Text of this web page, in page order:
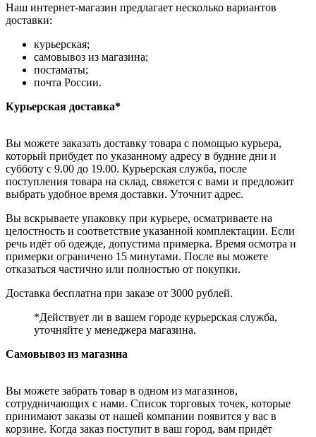
Наш интернет-магазин предлагает несколько вариантов
доставки:
курьерская;
самовывоз из магазина;
постаматы;
почта России.
Курьерская доставка*
Вы можете заказать доставку товара с помощью курьера,
который прибудет по указанному адресу в будние дни и
субботу с 9.00 до 19.00. Курьерская служба, после
поступления товара на склад, свяжется с вами и предложит
выбрать удобное время доставки. Уточнит адрес.
Вы вскрываете упаковку при курьере, осматриваете на
целостность и соответствие указанной комплектации. Если
речь идёт об одежде, допустима примерка. Время осмотра и
примерки ограничено 15 минутами. После вы можете
отказаться частично или полностью от покупки.
Доставка бесплатна при заказе от 3000 рублей.
*Действует ли в вашем городе курьерская служба,
уточняйте у менеджера магазина.
Самовывоз из магазина
Вы можете забрать товар в одном из магазинов,
сотрудничающих с нами. Список торговых точек, которые
принимают заказы от нашей компании появится у вас в
корзине. Когда заказ поступит в ваш город, вам придёт